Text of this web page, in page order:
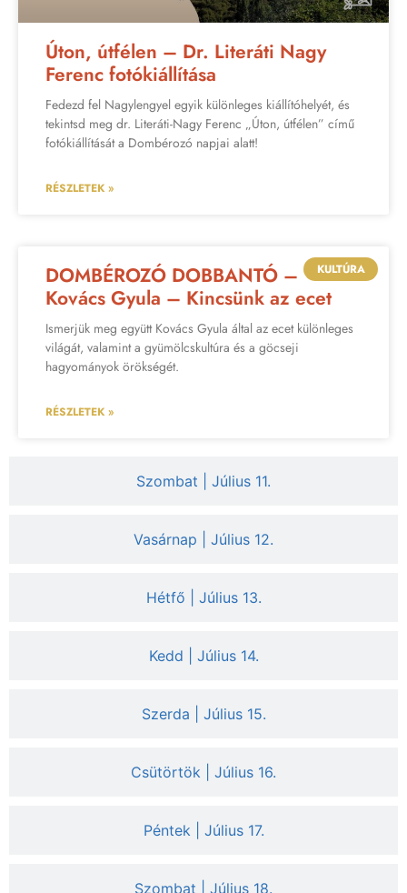
Szombat | Július 11.
Vasárnap | Július 12.
Hétfő | Július 13.
Kedd | Július 14.
Szerda | Július 15.
Csütörtök | Július 16.
Péntek | Július 17.
Szombat | Július 18.
Úton, útfélen – Dr. Literáti Nagy
Ferenc fotókiállítása
Fedezd fel Nagylengyel egyik különleges kiállítóhelyét, és
tekintsd meg dr. Literáti-Nagy Ferenc „Úton, útfélen” című
fotókiállítását a Dombérozó napjai alatt!
RÉSZLETEK »
KULTÚRA
DOMBÉROZÓ DOBBANTÓ –
Kovács Gyula – Kincsünk az ecet
Ismerjük meg együtt Kovács Gyula által az ecet különleges
világát, valamint a gyümölcskultúra és a göcseji
hagyományok örökségét.
RÉSZLETEK »